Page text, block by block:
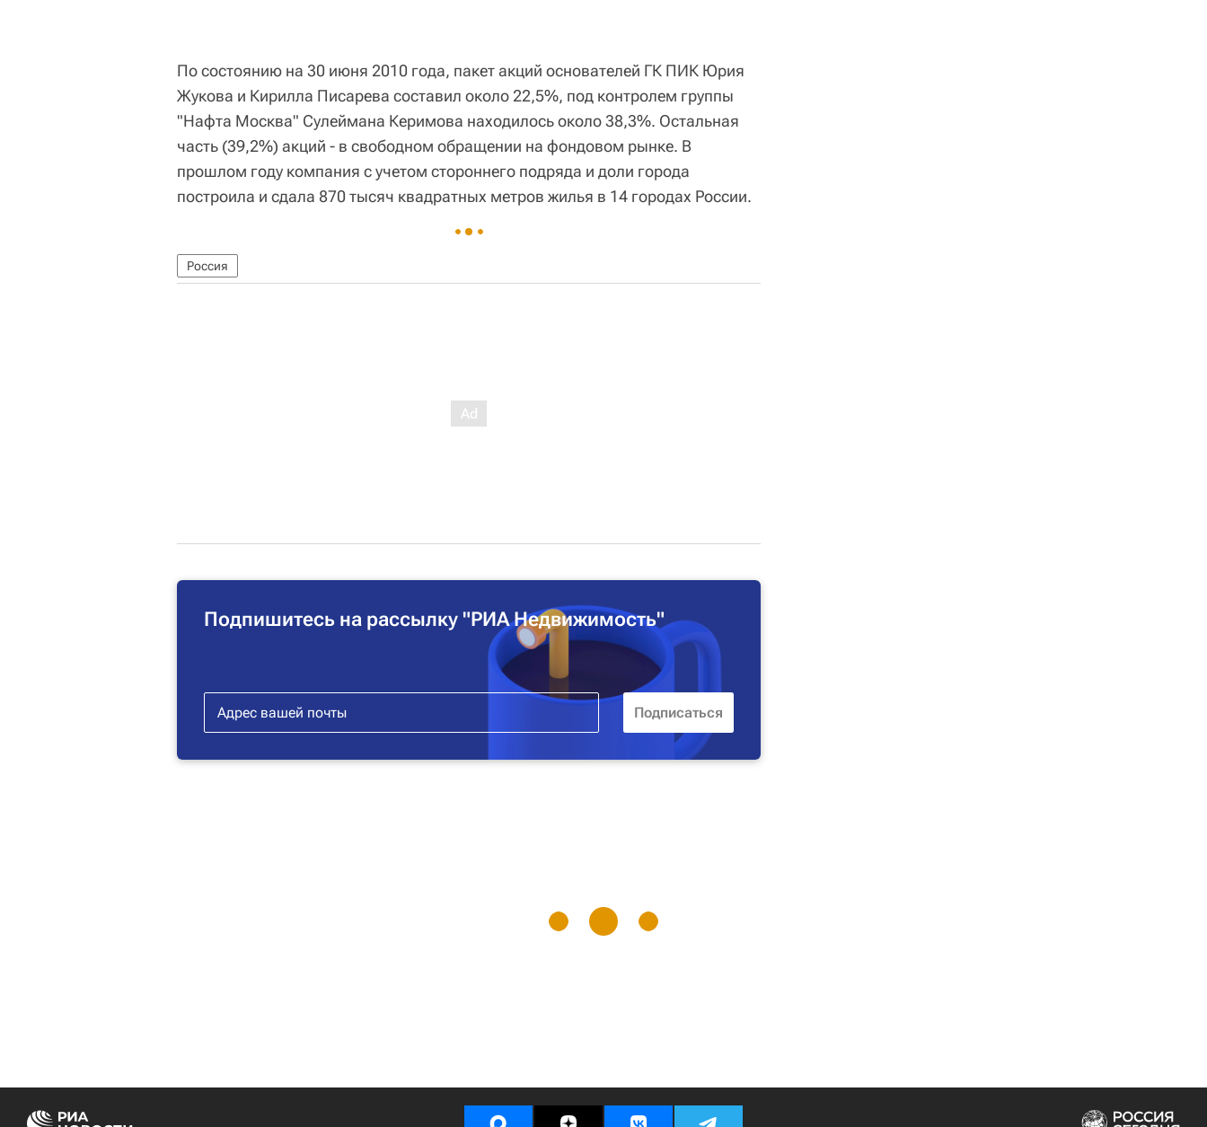
По состоянию на 30 июня 2010 года, пакет акций основателей ГК ПИК Юрия
Жукова и Кирилла Писарева составил около 22,5%, под контролем группы
"Нафта Москва" Сулеймана Керимова находилось около 38,3%. Остальная
часть (39,2%) акций - в свободном обращении на фондовом рынке. В
прошлом году компания с учетом стороннего подряда и доли города
построила и сдала 870 тысяч квадратных метров жилья в 14 городах России.
Россия
Подпишитесь на рассылку "РИА Недвижимость"